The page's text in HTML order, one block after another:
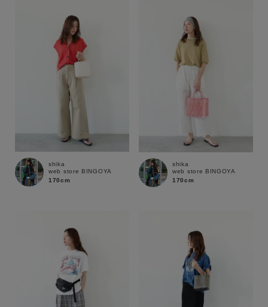
shika
web store BINGOYA
170cm
shika
web store BINGOYA
170cm